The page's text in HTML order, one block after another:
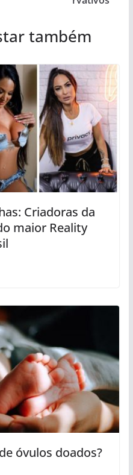
também
Criadoras da
maior Reality
óvulos doados?